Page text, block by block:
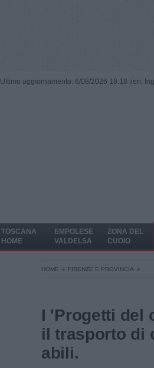
Ultimo aggiornamento: 6/08/2026 18:18 | ieri:
TOSCANA
HOME
EMPOLESE
VALDELSA
ZONA DEL
CUOIO
HOME FIRENZE E PROVINCIA
I 'Progetti del
il trasporto di
abili.